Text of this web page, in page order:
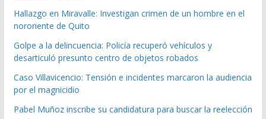
Hallazgo en Miravalle: Investigan crimen de un hombre en el
nororiente de Quito
Golpe a la delincuencia: Policía recuperó vehículos y
desarticuló presunto centro de objetos robados
Caso Villavicencio: Tensión e incidentes marcaron la audiencia
por el magnicidio
Pabel Muñoz inscribe su candidatura para buscar la reelección